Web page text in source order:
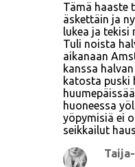
Tämä haaste
äskettäin ja
lukea ja tekisi
Tuli noista
aikanaan
kanssa
katosta puski
huoneessa
yöpymisiä ei
seikkailut